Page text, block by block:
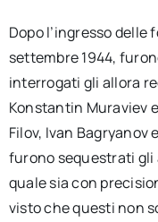
Dopo l’ingresso delle
settembre 1944,
interrogati gli allora
Konstantin Muraviev
Filov, Ivan Bagryanov
furono sequestrati gli
quale sia con
visto che questi non